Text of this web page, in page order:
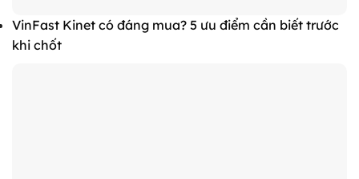
VinFast Kinet có đáng mua? 5 ưu điểm cần biết trước
khi chốt